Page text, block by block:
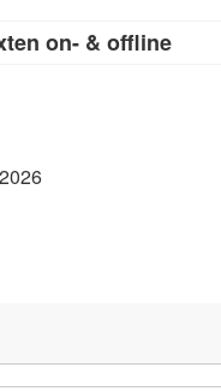
on- & offline